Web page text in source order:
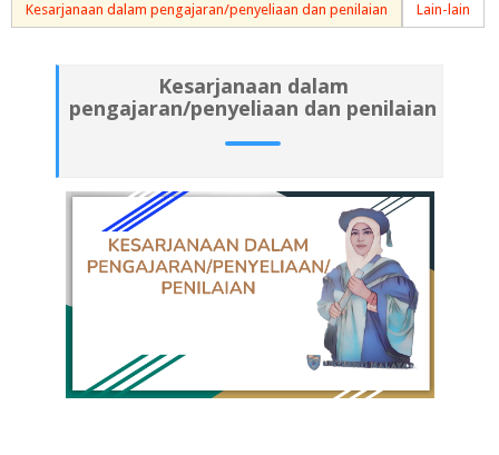
Kesarjanaan dalam pengajaran/penyeliaan dan penilaian Lain-lain
Kesarjanaan dalam
pengajaran/penyeliaan dan penilaian